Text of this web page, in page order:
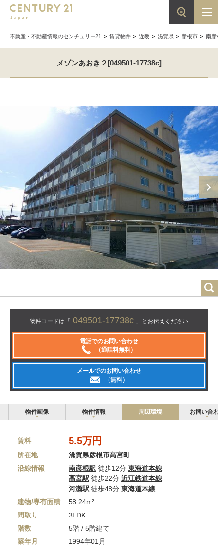
不動産・不動産情報のセンチュリー21 賃貸物件 近畿 滋賀県 彦根市 南彦
メゾンあおき２[049501-17738c]
物件コードは「 049501-17738c 」とお伝えください
電話でのお問い合わせ
（通話料無料）
メールでのお問い合わせ
（無料）
物件画像 物件情報 周辺環境 お問い合
賃料 5.5万円
所在地 滋賀県彦根市高宮町
沿線情報
南彦根駅 徒歩12分 東海道本線
高宮駅 徒歩22分 近江鉄道本線
河瀬駅 徒歩48分 東海道本線
建物/専有面積
58.24m²
間取り
3LDK
階数
5階 / 5階建て
築年月
1994年01月